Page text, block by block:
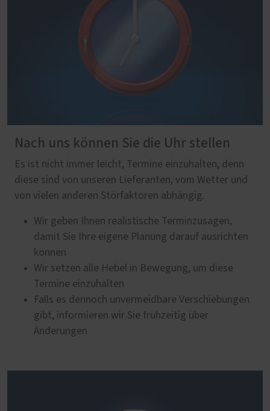
Nach uns können Sie die Uhr stellen
Es ist nicht immer leicht, Termine einzuhalten, denn
diese sind von unseren Lieferanten, vom Wetter und
von vielen anderen Störfaktoren abhängig.
Wir geben Ihnen realistische Terminzusagen,
damit Sie Ihre eigene Planung darauf ausrichten
können
Wir setzen alle Hebel in Bewegung, um diese
Termine einzuhalten
Falls es dennoch unvermeidbare Verschiebungen
gibt, informieren wir Sie frühzeitig über
Änderungen